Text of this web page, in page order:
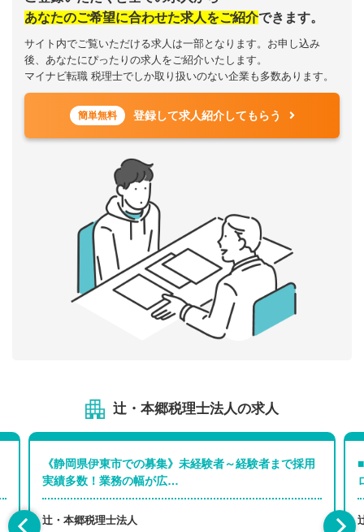
あなたのご希望に合わせた求人をご紹介できます。
サイト内でご覧いただける求人は一部となります。お申し込み
後、あなたにぴったりの求人をご紹介いたします。
マイナビ転職 税理士でしか取り扱いのない企業も多数あります。
簡単無料 登録して求人紹介してもらう
辻・本郷税理士法人の求人
《静岡県伊東市での募集》未経験者～経験者まで採用
実績多数！業務の幅が広…
辻・本郷税理士法人